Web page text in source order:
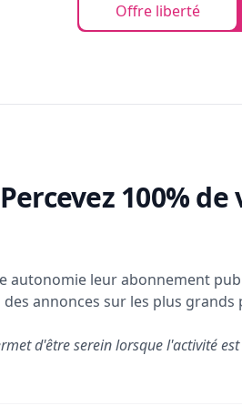
Offre liberté
Percevez 100% de
autonomie leur abonnement
annonces sur les plus grands
d'être serein lorsque l'activité